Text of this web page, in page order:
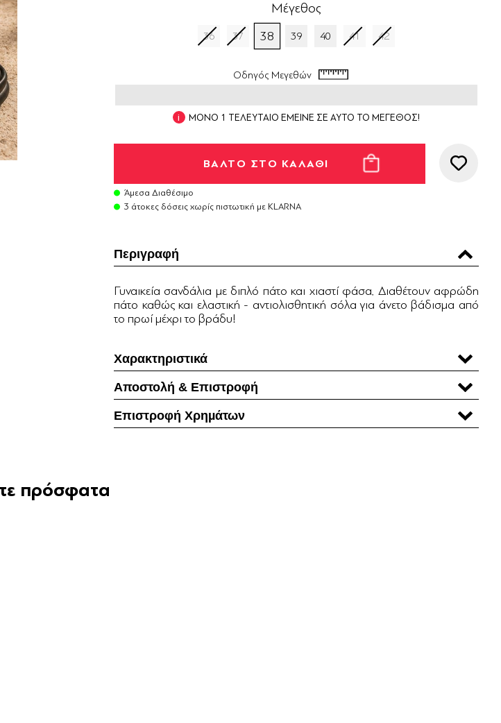
Μέγεθος
36 37 38 39 40 41 42
Οδηγός Μεγεθών
ΜΟΝΟ 1 ΤΕΛΕΥΤΑΙΟ ΕΜΕΙΝΕ ΣΕ ΑΥΤΟ ΤΟ ΜΕΓΕΘΟΣ!
Άμεσα Διαθέσιμο
3 άτοκες δόσεις χωρίς πιστωτική με KLARNA
Περιγραφή
Γυναικεία σανδάλια με διπλό πάτο και χιαστί φάσα. Διαθέτουν αφρώδη
πάτο καθώς και ελαστική - αντιολισθητική σόλα για άνετο βάδισμα από
το πρωί μέχρι το βράδυ!
Χαρακτηριστικά
Αποστολή & Επιστροφή
Επιστροφή Χρηµάτων
πρόσφατα